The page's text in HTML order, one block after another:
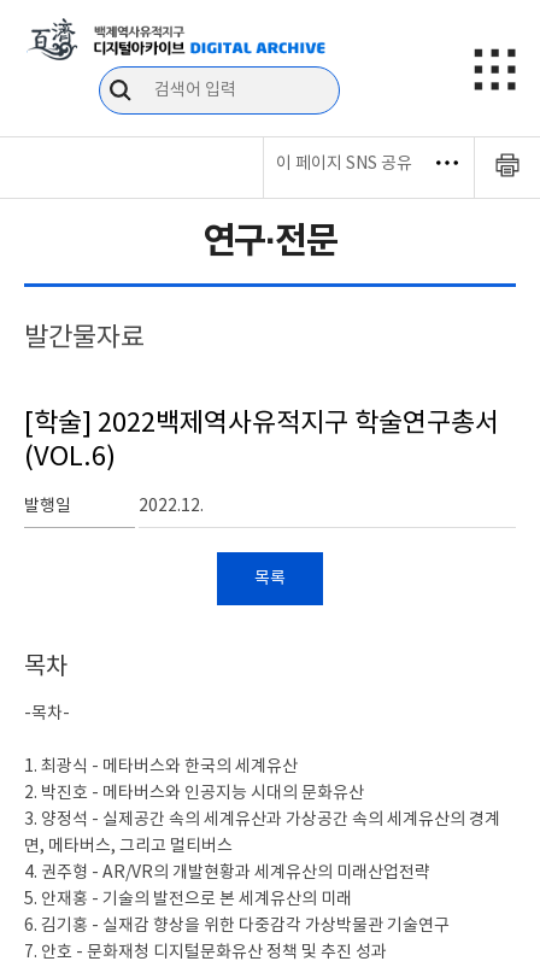
이 페이지 SNS 공유
연구·전문
발간물자료
[학술] 2022백제역사유적지구 학술연구총서
(VOL.6)
발행일 2022.12.
목록
목차
-목차-
1. 최광식 - 메타버스와 한국의 세계유산
2. 박진호 - 메타버스와 인공지능 시대의 문화유산
3. 양정석 - 실제공간 속의 세계유산과 가상공간 속의 세계유산의 경계
면, 메타버스, 그리고 멀티버스
4. 권주형 - AR/VR의 개발현황과 세계유산의 미래산업전략
5. 안재홍 - 기술의 발전으로 본 세계유산의 미래
6. 김기홍 - 실재감 향상을 위한 다중감각 가상박물관 기술연구
7. 안호 - 문화재청 디지털문화유산 정책 및 추진 성과